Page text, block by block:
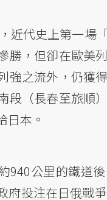
近代史上第一場
勝，但卻在歐美
強之流外，仍獲
段（長春至旅順
日本。
940公里的鐵道
府投注在日俄戰